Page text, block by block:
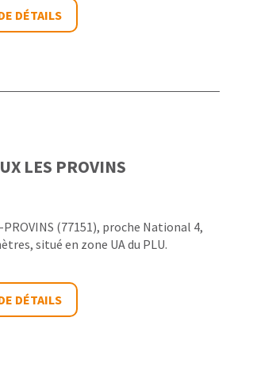
DÉTAILS
LES PROVINS
(77151), proche National 4,
situé en zone UA du PLU.
DÉTAILS